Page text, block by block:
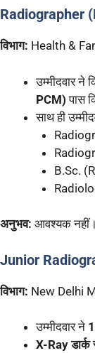
Radiographer
विभाग: Health &
उम्मीदवार ने
PCM) पास
साथ ही
B.Sc.
अनुभव: आवश्यक नहीं।
Junior
विभाग: New Delhi
उम्मीदवार ने
X-Ray